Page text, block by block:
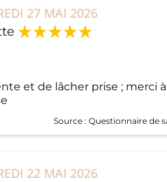
27 MAI 2026
et de lâcher prise ; merci à
Source : Questionnaire de
22 MAI 2026